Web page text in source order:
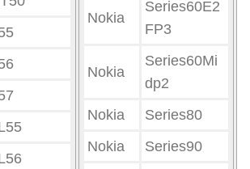
Nokia
Series60E2
FP3
Nokia
Series60Mi
dp2
Nokia
Series80
Nokia
Series90